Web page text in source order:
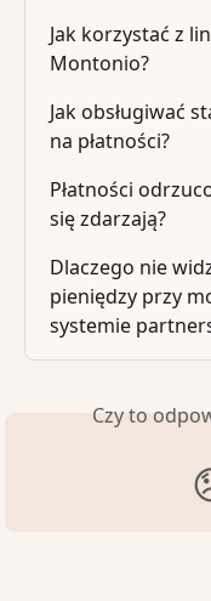
Jak korzystać z
Montonio?
Jak obsługiwać
na płatności?
Płatności
się zdarzają?
Dlaczego nie
pieniędzy przy
systemie
Czy to